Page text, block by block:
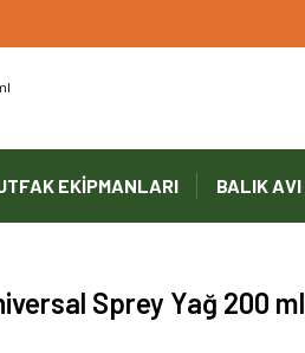
EKİPMANLARI BALIK AVI
Sprey Yağ 200 ml